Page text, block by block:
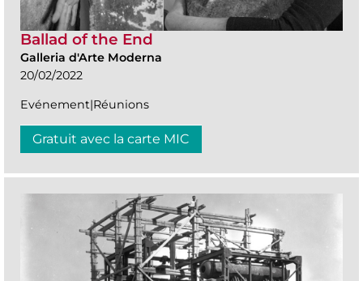
Ballad of the End
Galleria d'Arte Moderna
20/02/2022
Evénement|Réunions
Gratuit avec la carte MIC